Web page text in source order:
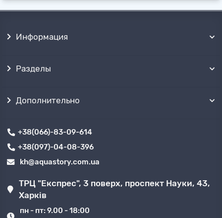
Информация
Разделы
Дополнительно
+38(066)-83-09-614
+38(097)-04-08-396
kh@aquastory.com.ua
ТРЦ "Експрес", 3 поверх, проспект Науки, 43,
Харків
пн - пт: 9.00 - 18:00